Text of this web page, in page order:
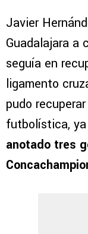
Javier
Guadalajara a
seguía en
ligamento
pudo
futbolística,
anotado tres